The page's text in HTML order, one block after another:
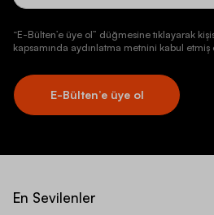
“E-Bülten’e üye ol” düğmesine tıklayarak
kapsamında aydınlatma metnini kabul etmiş
E-Bülten’e üye ol
En Sevilenler